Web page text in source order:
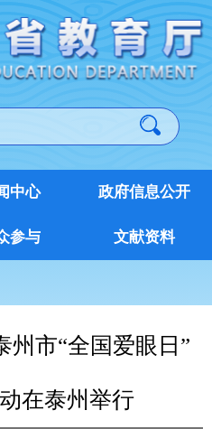
中心 政府信息公开
参与 文献资料
州市“全国爱眼日”
在泰州举行